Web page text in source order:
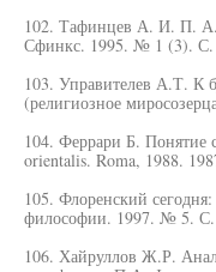
102. Тафинцев А. И. П.
Сфинкс. 1995. № 1 (3). С.
103. Управителев А.Т. К
(религиозное
104. Феррари Б. Понятие
orientalis. Roma, 1988.
105. Флоренский
философии. 1997. № 5. С.
106. Хайруллов Ж.Р.